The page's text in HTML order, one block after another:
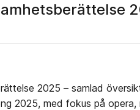
2025 – samlad
2025, med fokus på